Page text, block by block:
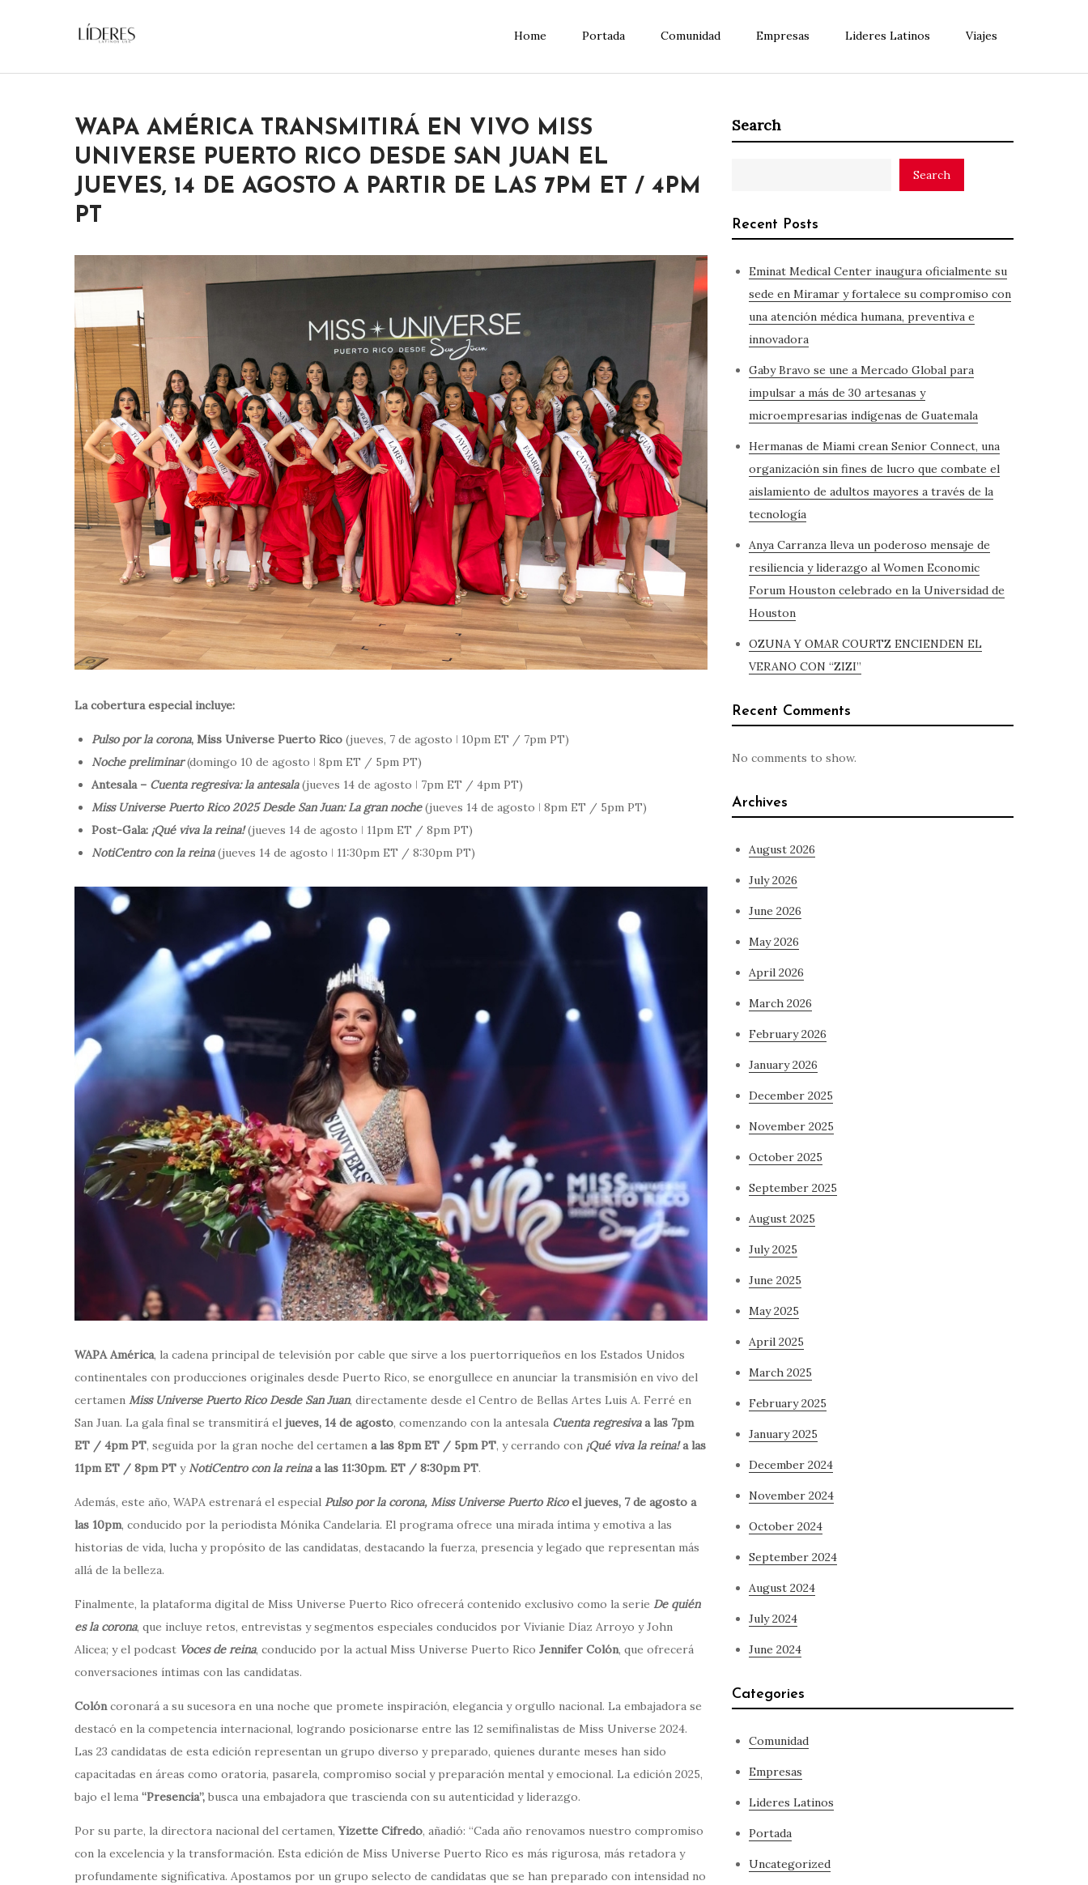
Home Portada Comunidad Empresas Lideres Latinos Viajes
WAPA AMÉRICA TRANSMITIRÁ EN VIVO MISS
UNIVERSE PUERTO RICO DESDE SAN JUAN EL
JUEVES, 14 DE AGOSTO A PARTIR DE LAS 7PM ET / 4PM
PT
La cobertura especial incluye:
Pulso por la corona, Miss Universe Puerto Rico (jueves, 7 de agosto ǀ 10pm ET / 7pm PT)
Noche preliminar(domingo 10 de agosto ǀ 8pm ET / 5pm PT)
Antesala – Cuenta regresiva: la antesala(jueves 14 de agosto ǀ 7pm ET / 4pm PT)
Miss Universe Puerto Rico 2025 Desde San Juan: La gran noche(jueves 14 de agosto ǀ 8pm ET / 5pm PT)
Post-Gala: ¡Qué viva la reina!(jueves 14 de agosto ǀ 11pm ET / 8pm PT)
NotiCentro con la reina(jueves 14 de agosto ǀ 11:30pm ET / 8:30pm PT)
WAPA América, la cadena principal de televisión por cable que sirve a los puertorriqueños en los Estados Unidos
continentales con producciones originales desde Puerto Rico, se enorgullece en anunciar la transmisión en vivo del
certamen Miss Universe Puerto Rico Desde San Juan, directamente desde el Centro de Bellas Artes Luis A. Ferré en
San Juan. La gala final se transmitirá el jueves, 14 de agosto, comenzando con la antesala Cuenta regresivaa las 7pm
ET / 4pm PT, seguida por la gran noche del certamen a las 8pm ET / 5pm PT, y cerrando con ¡Qué viva la reina! a las
11pm ET / 8pm PT yNotiCentro con la reina a las 11:30pm. ET / 8:30pm PT.
Además, este año, WAPA estrenará el especial Pulso por la corona, Miss Universe Puerto Ricoel jueves, 7 de agosto a
las 10pm, conducido por la periodista Mónika Candelaria. El programa ofrece una mirada íntima y emotiva a las
historias de vida, lucha y propósito de las candidatas, destacando la fuerza, presencia y legado que representan más
allá de la belleza.
Finalmente, la plataforma digital de Miss Universe Puerto Rico ofrecerá contenido exclusivo como la serie De quién
es la corona, que incluye retos, entrevistas y segmentos especiales conducidos por Vivianie Díaz Arroyo y John
Alicea; y el podcast Voces de reina, conducido por la actual Miss Universe Puerto Rico Jennifer Colón, que ofrecerá
conversaciones íntimas con las candidatas.
Colóncoronará a su sucesora en una noche que promete inspiración, elegancia y orgullo nacional. La embajadora se
destacó en la competencia internacional, logrando posicionarse entre las 12 semifinalistas de Miss Universe 2024.
Las 23 candidatas de esta edición representan un grupo diverso y preparado, quienes durante meses han sido
capacitadas en áreas como oratoria, pasarela, compromiso social y preparación mental y emocional. La edición 2025,
bajo el lema “Presencia”, busca una embajadora que trascienda con su autenticidad y liderazgo.
Por su parte, la directora nacional del certamen,Yizette Cifredo, añadió: “Cada año renovamos nuestro compromiso
con la excelencia y la transformación. Esta edición de Miss Universe Puerto Rico es más rigurosa, más retadora y
profundamente significativa. Apostamos por un grupo selecto de candidatas que se han preparado con intensidad no
Search
Search
Recent Posts
Eminat Medical Center inaugura oficialmente su
sede en Miramar y fortalece su compromiso con
una atención médica humana, preventiva e
innovadora
Gaby Bravo se une a Mercado Global para
impulsar a más de 30 artesanas y
microempresarias indígenas de Guatemala
Hermanas de Miami crean Senior Connect, una
organización sin fines de lucro que combate el
aislamiento de adultos mayores a través de la
tecnología
Anya Carranza lleva un poderoso mensaje de
resiliencia y liderazgo al Women Economic
Forum Houston celebrado en la Universidad de
Houston
OZUNA Y OMAR COURTZ ENCIENDEN EL
VERANO CON “ZIZI”
Recent Comments
No comments to show.
Archives
August 2026
July 2026
June 2026
May 2026
April 2026
March 2026
February 2026
January 2026
December 2025
November 2025
October 2025
September 2025
August 2025
July 2025
June 2025
May 2025
April 2025
March 2025
February 2025
January 2025
December 2024
November 2024
October 2024
September 2024
August 2024
July 2024
June 2024
Categories
Comunidad
Empresas
Lideres Latinos
Portada
Uncategorized